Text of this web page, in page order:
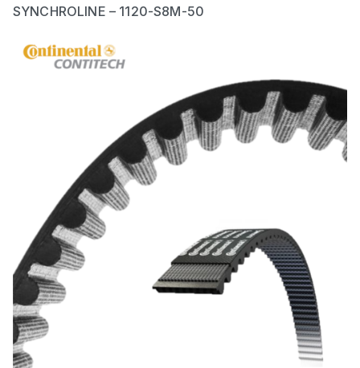
SYNCHROLINE – 1120-S8M-50